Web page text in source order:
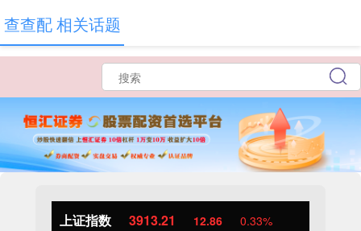
上证指数 3913.21 12.86 0.33%
查查配 相关话题